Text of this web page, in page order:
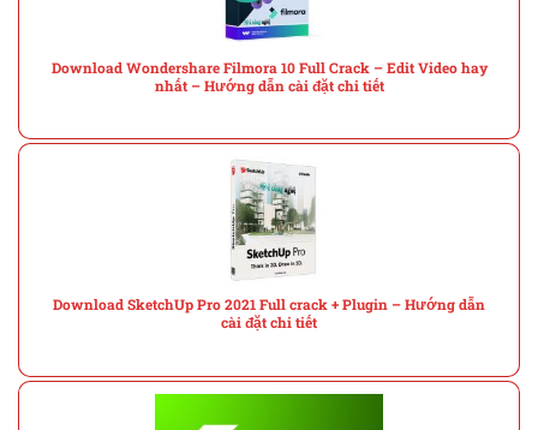
Download Wondershare Filmora 10 Full Crack – Edit Video hay
nhất – Hướng dẫn cài đặt chi tiết
Download SketchUp Pro 2021 Full crack + Plugin – Hướng dẫn
cài đặt chi tiết